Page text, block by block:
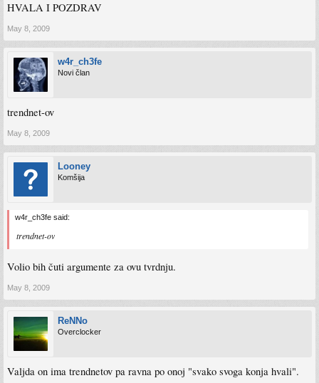
HVALA I POZDRAV
May 8, 2009
w4r_ch3fe
Novi član
trendnet-ov
May 8, 2009
Looney
Komšija
w4r_ch3fe said:
trendnet-ov
Volio bih čuti argumente za ovu tvrdnju.
May 8, 2009
ReNNo
Overclocker
Valjda on ima trendnetov pa ravna po onoj "svako svoga konja hvali".